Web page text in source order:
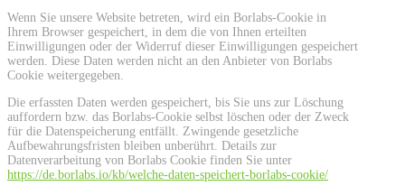
Wenn Sie unsere Website betreten, wird ein Borlabs-Cookie in
Ihrem Browser gespeichert, in dem die von Ihnen erteilten
Einwilligungen oder der Widerruf dieser Einwilligungen gespeichert
werden. Diese Daten werden nicht an den Anbieter von Borlabs
Cookie weitergegeben.
Die erfassten Daten werden gespeichert, bis Sie uns zur Löschung
auffordern bzw. das Borlabs-Cookie selbst löschen oder der Zweck
für die Datenspeicherung entfällt. Zwingende gesetzliche
Aufbewahrungsfristen bleiben unberührt. Details zur
Datenverarbeitung von Borlabs Cookie finden Sie unter
https://de.borlabs.io/kb/welche-daten-speichert-borlabs-cookie/